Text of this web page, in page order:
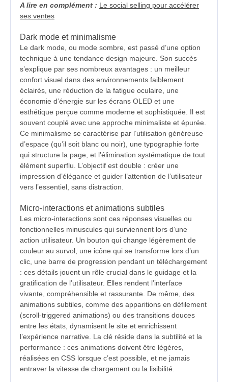
A lire en complément : Le social selling pour accélérer
ses ventes
Dark mode et minimalisme
Le dark mode, ou mode sombre, est passé d’une option
technique à une tendance design majeure. Son succès
s’explique par ses nombreux avantages : un meilleur
confort visuel dans des environnements faiblement
éclairés, une réduction de la fatigue oculaire, une
économie d’énergie sur les écrans OLED et une
esthétique perçue comme moderne et sophistiquée. Il est
souvent couplé avec une approche minimaliste et épurée.
Ce minimalisme se caractérise par l’utilisation généreuse
d’espace (qu’il soit blanc ou noir), une typographie forte
qui structure la page, et l’élimination systématique de tout
élément superflu. L’objectif est double : créer une
impression d’élégance et guider l’attention de l’utilisateur
vers l’essentiel, sans distraction.
Micro-interactions et animations subtiles
Les micro-interactions sont ces réponses visuelles ou
fonctionnelles minuscules qui surviennent lors d’une
action utilisateur. Un bouton qui change légèrement de
couleur au survol, une icône qui se transforme lors d’un
clic, une barre de progression pendant un téléchargement
: ces détails jouent un rôle crucial dans le guidage et la
gratification de l’utilisateur. Elles rendent l’interface
vivante, compréhensible et rassurante. De même, des
animations subtiles, comme des apparitions en défilement
(scroll-triggered animations) ou des transitions douces
entre les états, dynamisent le site et enrichissent
l’expérience narrative. La clé réside dans la subtilité et la
performance : ces animations doivent être légères,
réalisées en CSS lorsque c’est possible, et ne jamais
entraver la vitesse de chargement ou la lisibilité.